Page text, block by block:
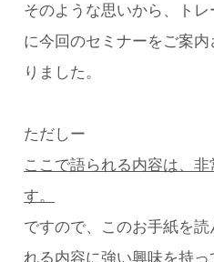
そのような思いから、ト
に今回のセミナーをご案
りました。
ここで語られる内容は、
す。
ですので、このお手紙を
れる内容に強い興味を持